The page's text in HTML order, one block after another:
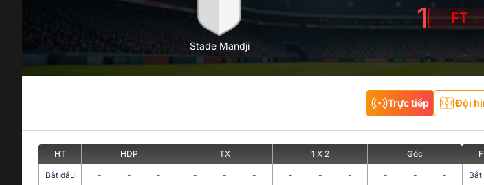
Stade Mandji
1 FT
Trực tiếp Đội
HT HDP TX 1 X 2 Góc
Bắt đầu - - - - - - - - - - - - Bắt